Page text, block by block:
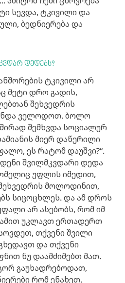
სევდა, ტკივილი და
ბედნიერება და
დედებს?
ტკივილი არ
მეტი დრო გადის,
შეხვედრის
ველოდოთ. ბოლო
შემხვდა სოციალურ
მიერ დაწერილი
ეს რატომ დაუშვი?“.
შვილმკვდარი დედა
უფლის იმედით,
მოლოდინით,
სიცოცხლეს. და ამ დროს
არ ასებობს, რომ იმ
უკლავთ ერთადერთ
თქვენი შვილი
და თქვენი
ნუ დაამძიმებთ მათ.
გაუხადრებოდათ,
რომ ენახეთ.